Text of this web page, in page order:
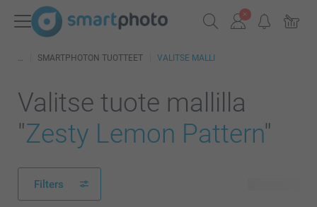
SMARTPHOTON TUOTTEET VALITSE MALLI
Valitse tuote mallilla
"Zesty Lemon Pattern"
Filters